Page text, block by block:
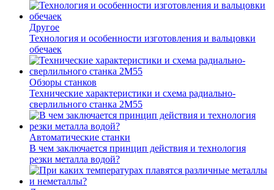
Другое
Технология и особенности изготовления и вальцовки
обечаек
Обзоры станков
Технические характеристики и схема радиально-
сверлильного станка 2М55
Автоматические станки
В чем заключается принцип действия и технология
резки металла водой?